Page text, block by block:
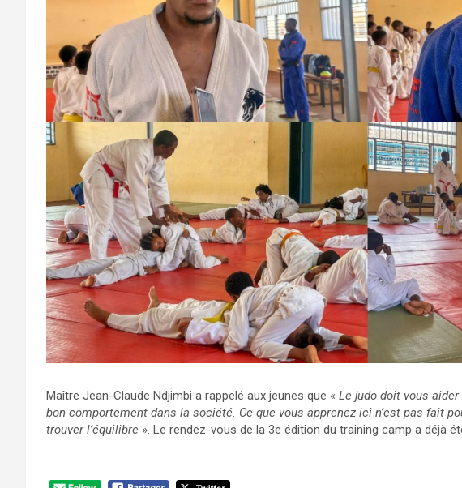
Maître Jean-Claude Ndjimbi a rappelé aux jeunes que « Le judo doit vous
bon comportement dans la société. Ce que vous apprenez ici n’est pas fait
trouver l’équilibre ». Le rendez-vous de la 3e édition du training camp a déjà